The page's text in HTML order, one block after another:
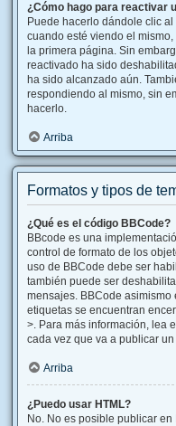
¿Cómo hago para reactivar
Puede hacerlo dándole clic
cuando esté viendo el
la primera página. Sin
reactivado ha sido
ha sido alcanzado aún.
respondiendo al mismo, sin
hacerlo.
Arriba
Formatos y tipos de
¿Qué es el código BBCode?
BBcode es una
control de formato de los
uso de BBCode debe ser
también puede ser
mensajes. BBCode
etiquetas se encuentran
>. Para más información, lea
cada vez que va a publicar
Arriba
¿Puedo usar HTML?
No. No es posible publicar